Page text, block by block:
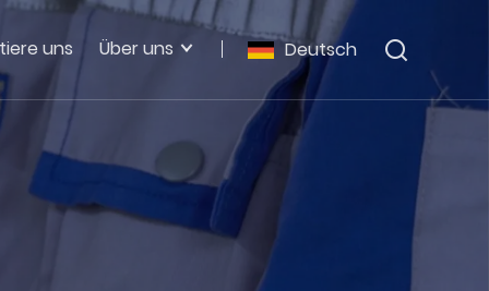
Deutsch
uns Über uns